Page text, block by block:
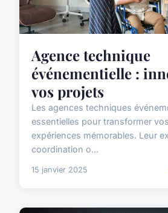
Agence technique
événementielle :
vos projets
Les agences techniques
essentielles pour transformer
expériences mémorables. Leur
coordination o...
15 janvier 2025